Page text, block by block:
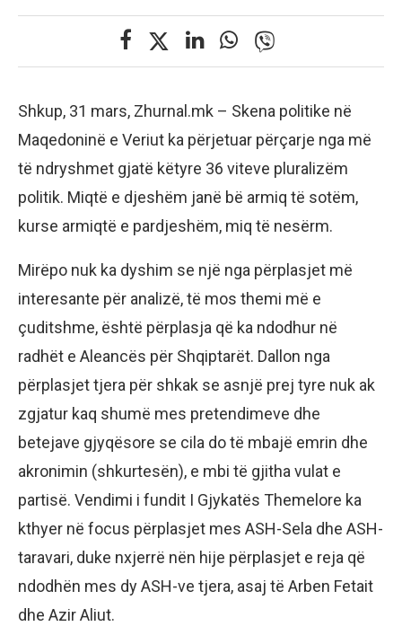
Shkup, 31 mars, Zhurnal.mk – Skena politike në
Maqedoninë e Veriut ka përjetuar përçarje nga më
të ndryshmet gjatë këtyre 36 viteve pluralizëm
politik. Miqtë e djeshëm janë bë armiq të sotëm,
kurse armiqtë e pardjeshëm, miq të nesërm.
Mirëpo nuk ka dyshim se një nga përplasjet më
interesante për analizë, të mos themi më e
çuditshme, është përplasja që ka ndodhur në
radhët e Aleancës për Shqiptarët. Dallon nga
përplasjet tjera për shkak se asnjë prej tyre nuk ak
zgjatur kaq shumë mes pretendimeve dhe
betejave gjyqësore se cila do të mbajë emrin dhe
akronimin (shkurtesën), e mbi të gjitha vulat e
partisë. Vendimi i fundit I Gjykatës Themelore ka
kthyer në focus përplasjet mes ASH-Sela dhe ASH-
taravari, duke nxjerrë nën hije përplasjet e reja që
ndodhën mes dy ASH-ve tjera, asaj të Arben Fetait
dhe Azir Aliut.